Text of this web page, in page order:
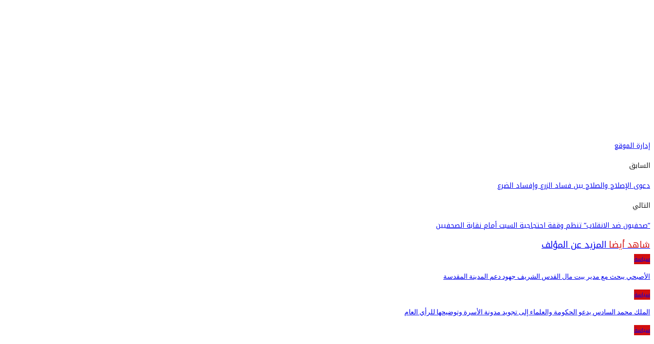
إدارة الموقع
السابق
دعوى الإصلاح والصلاح بين فساد الزرع وإفساد الضرع
التالي
“صحفيون ضد الانقلاب” تنظم وقفة احتجاجية السبت أمام نقابة الصحفيين
شاهد أيضاالمزيد عن المؤلف
سياسة
الأصبحي يبحث مع مدير بيت مال القدس الشريف جهود دعم المدينة المقدسة
سياسة
الملك محمد السادس يدعو الحكومة والعلماء إلى تجويد مدونة الأسرة وتوضيحها للرأي العام
سياسة